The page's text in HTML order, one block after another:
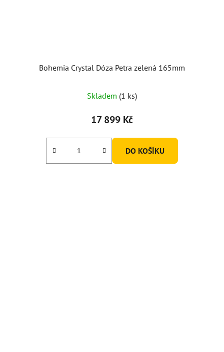
Bohemia Crystal Dóza Petra zelená 165mm
Skladem (1 ks)
17 899 Kč
DO KOŠÍKU